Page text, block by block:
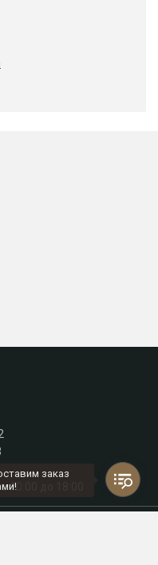
до 18:00
заказ